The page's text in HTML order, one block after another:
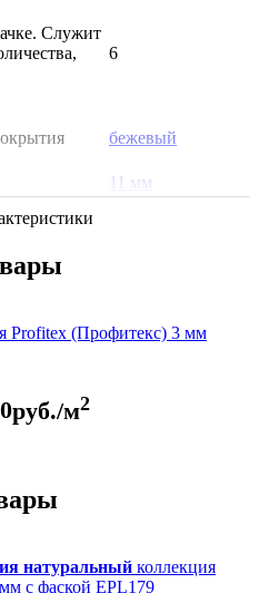
Служит
6
бежевый
11 мм
Profitex (Профитекс) 3 мм
руб./м2
натуральный коллекция
с фаской EPL179